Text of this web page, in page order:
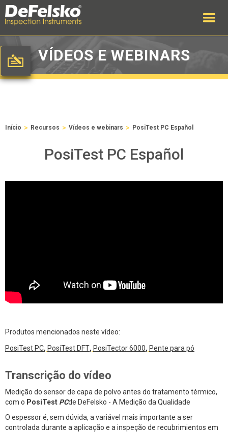
VÍDEOS E WEBINARS
Início > Recursos > Vídeos e webinars > PosiTest PC Español
PosiTest PC Español
Produtos mencionados neste vídeo:
PosiTest PC, PosiTest DFT, PosiTector 6000, Pente para pó
Transcrição do vídeo
Medição do sensor de capa de polvo antes do tratamento térmico,
com o PosiTest PCde DeFelsko - A Medição da Qualidade
O espessor é, sem dúvida, a variável mais importante a ser
controlada durante a aplicação e a inspeção de recubrimientos em